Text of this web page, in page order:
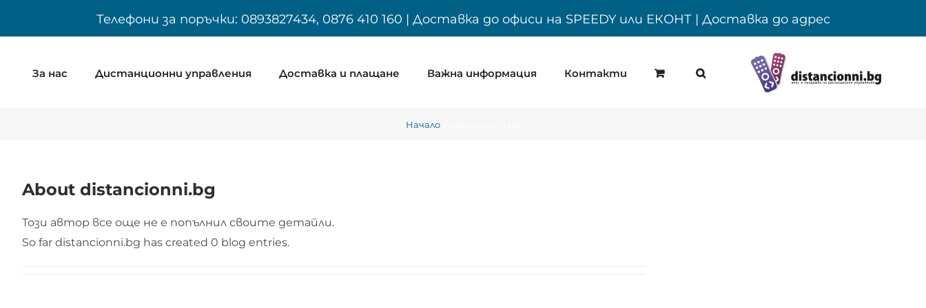
Телефони за поръчки: 0893827434, 0876 410 160 | Доставка до офиси на SPEEDY или ЕКОНТ | Доставка до адрес
За нас Дистанционни управления Доставка и плащане Важна информация Контакти
Начало
About distancionni.bg
Този автор все още не е попълнил своите детайли.
So far distancionni.bg has created 0 blog entries.